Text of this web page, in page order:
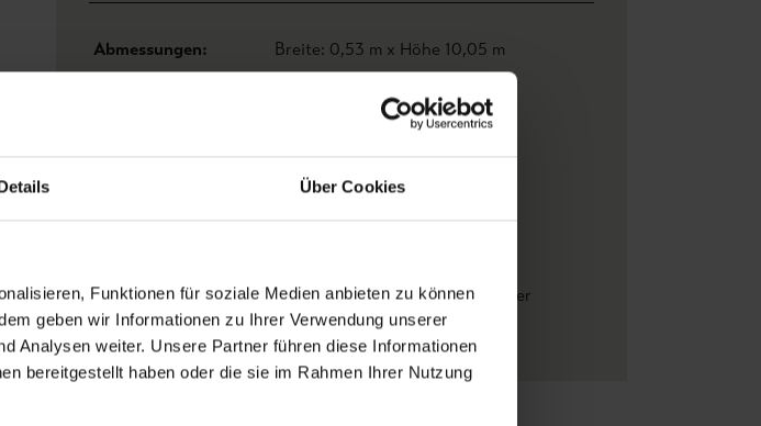
Über Cookies
Funktionen für soziale Medien anbieten zu können
geben wir Informationen zu Ihrer Verwendung unserer
Analysen weiter. Unsere Partner führen diese Informationen
bereitgestellt haben oder die sie im Rahmen Ihrer Nutzung
Abmessungen:
Breite: 0,53 m x Höhe 10,05 m
Design:
Blätter
Creme, Hellgrün
Kleber:
Vlieskleber
Stil:
Florale Muster, Klassische Muster
Trägermaterial:
Vliestapeten